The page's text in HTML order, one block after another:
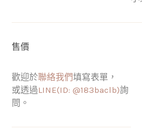
售價
歡迎於聯絡我們填寫表單，
或透過LINE(ID: @183baclb)詢
問。